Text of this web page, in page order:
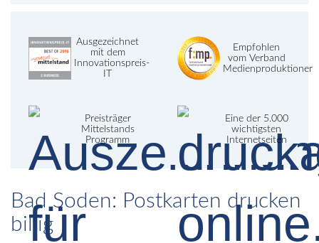
Ausgezeichnet
mit dem
Innovationspreis-
IT
Empfohlen
vom Verband
Medienproduktioner
Preisträger
Mittelstands
Programm
Eine der 5.000
wichtigsten
Internetseiten
Bad Soden: Postkarten drucken
billig